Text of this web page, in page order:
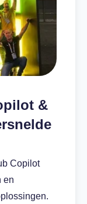
&
Copilot
en